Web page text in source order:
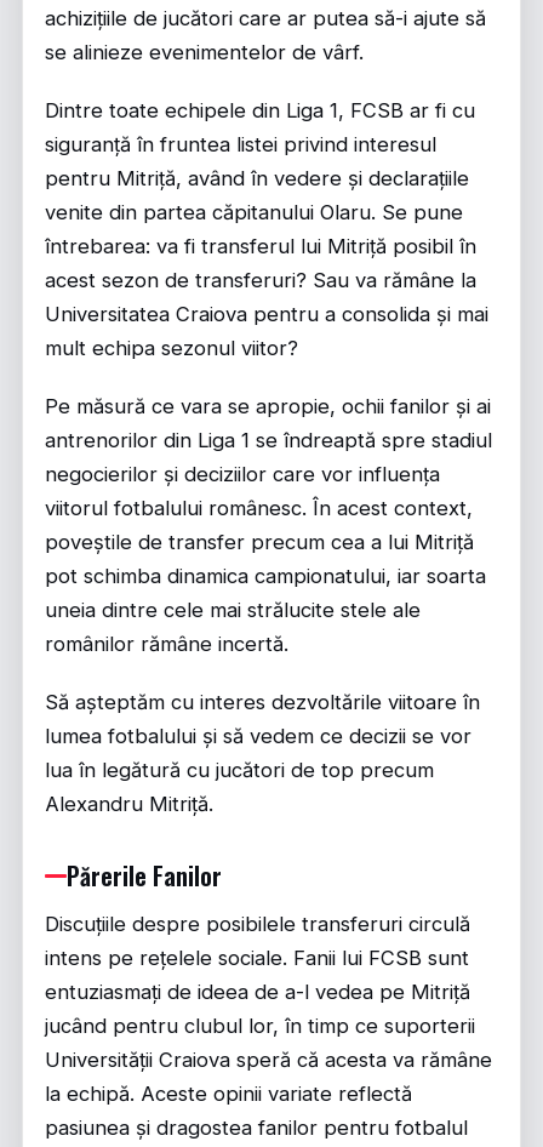
achizițiile de jucători care ar putea să-i ajute să
se alinieze evenimentelor de vârf.
Dintre toate echipele din Liga 1, FCSB ar fi cu
siguranță în fruntea listei privind interesul
pentru Mitriță, având în vedere și declarațiile
venite din partea căpitanului Olaru. Se pune
întrebarea: va fi transferul lui Mitriță posibil în
acest sezon de transferuri? Sau va rămâne la
Universitatea Craiova pentru a consolida și mai
mult echipa sezonul viitor?
Pe măsură ce vara se apropie, ochii fanilor și ai
antrenorilor din Liga 1 se îndreaptă spre stadiul
negocierilor și deciziilor care vor influența
viitorul fotbalului românesc. În acest context,
poveștile de transfer precum cea a lui Mitriță
pot schimba dinamica campionatului, iar soarta
uneia dintre cele mai strălucite stele ale
românilor rămâne incertă.
Să așteptăm cu interes dezvoltările viitoare în
lumea fotbalului și să vedem ce decizii se vor
lua în legătură cu jucători de top precum
Alexandru Mitriță.
Părerile Fanilor
Discuțiile despre posibilele transferuri circulă
intens pe rețelele sociale. Fanii lui FCSB sunt
entuziasmați de ideea de a-l vedea pe Mitriță
jucând pentru clubul lor, în timp ce suporterii
Universității Craiova speră că acesta va rămâne
la echipă. Aceste opinii variate reflectă
pasiunea și dragostea fanilor pentru fotbalul